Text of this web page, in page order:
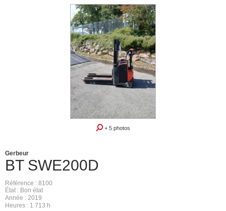
+ 5 photos
BT SWE200D
Gerbeur
Référence
8100
État
Bon état
Année
2019
Heures
1 713 h